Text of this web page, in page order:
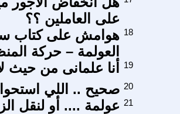
على العاملين ؟؟
هوامش على كتاب
العولمة – حركة
18
أنا علمانى من حيث 19
صحيح .. اللي 20
عولمة .... أو لنقل 21